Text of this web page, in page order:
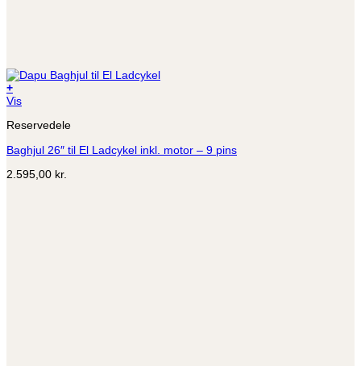
+
Dette
har
varianter.
kan
Vis
Reservedele
Baghjul 26″ til El Ladcykel inkl. motor – 9 pins
2.595,00 kr.